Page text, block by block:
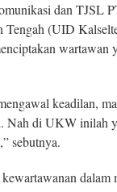
dan TJSL
(UID
wartawan
keadilan,
Nah di UKW inilah
sebutnya.
dalam